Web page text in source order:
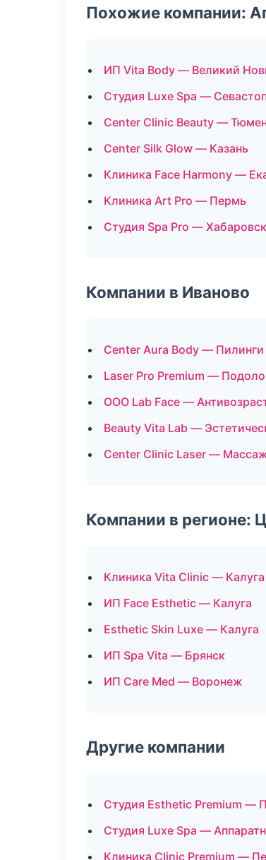
Похожие компании:
ИП Vita Body — Великий
Студия Luxe Spa —
Center Clinic Beauty —
Center Silk Glow — Казань
Клиника Face Harmony —
Клиника Art Pro — Пермь
Студия Spa Pro — Хабаровск
Компании в Иваново
Center Aura Body — Пилинги
Laser Pro Premium —
ООО Lab Face —
Beauty Vita Lab —
Center Clinic Laser —
Компании в регионе:
Клиника Vita Clinic — Калуга
ИП Face Esthetic — Калуга
Esthetic Skin Luxe — Калуга
ИП Spa Vita — Брянск
ИП Care Med — Воронеж
Другие компании
Студия Esthetic Premium —
Студия Luxe Spa —
Клиника Clinic Premium —